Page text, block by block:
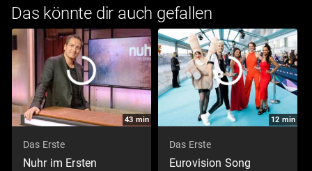
"Soul viel mehr". Mit großer Stimmkraft ergänzt Fola
Dada das Line-up. Mit dabei ist auch der Reutlinger
Saxophonist Jakob Manz und der Jazztrompeter Joo
Kraus aus Ulm. Die musikalische Leitung hat der
schwedische Jazzmusiker Magnus Lindgren. Moderiert
wird die Veranstaltung von Siham El-Maimouni.
Das könnte dir auch gefallen
43 min
Das Erste
Nuhr im Ersten
12 min
Das Erste
Eurovision Song